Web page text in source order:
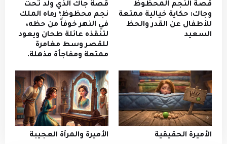
قصة النجم المحظوظ
وجاك: حكاية خيالية ممتعة
للأطفال عن القدر والحظ
السعيد
قصة جاك الذي ولد تحت
نجم محظوظ؛ رماه الملك
في النهر خوفاً من حظه،
لتنقذه عائلة طحان ويعود
للقصر وسط مغامرة
ممتعة ومفاجأة مذهلة.
الأميرة الحقيقية الأميرة والمرآة العجيبة